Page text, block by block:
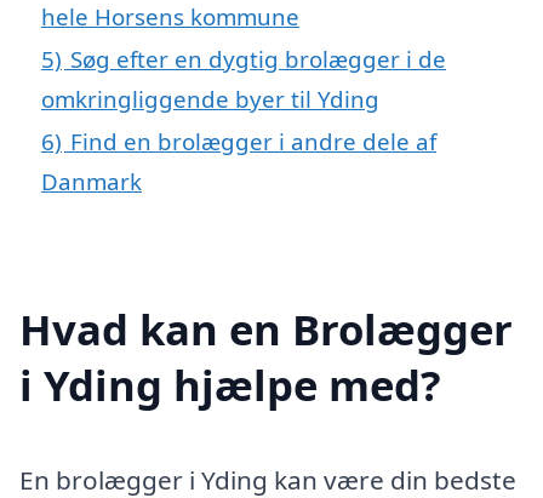
hele Horsens kommune
5) Søg efter en dygtig brolægger i de
omkringliggende byer til Yding
6) Find en brolægger i andre dele af
Danmark
Hvad kan en Brolægger
i Yding hjælpe med?
En brolægger i Yding kan være din bedste